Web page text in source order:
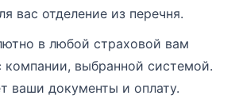
вас отделение из перечня.
в любой страховой вам
компании, выбранной системой.
ваши документы и оплату.